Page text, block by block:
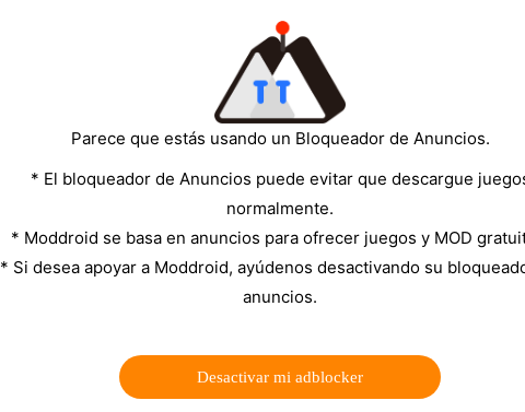
Parece que estás usando un Bloqueador de Anuncios.
* El bloqueador de Anuncios puede evitar que descargue
normalmente.
* Moddroid se basa en anuncios para ofrecer juegos y MOD
* Si desea apoyar a Moddroid, ayúdenos desactivando su
anuncios.
Desactivar mi adblocker